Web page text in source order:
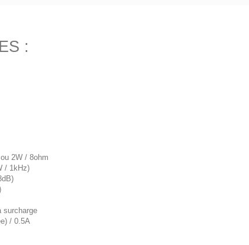
:
2W / 8ohm
/ 1kHz)
surcharge
/ 0.5A